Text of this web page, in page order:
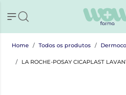
Home Todos os produtos
LA ROCHE-POSAY CICAPLAST